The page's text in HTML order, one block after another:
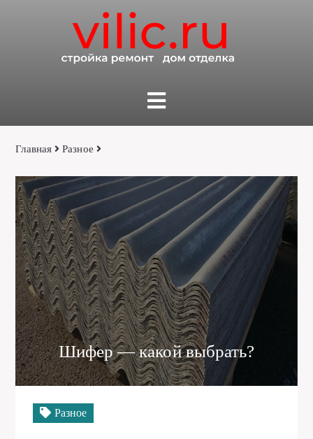
Главная Разное
Шифер — какой выбрать?
Разное